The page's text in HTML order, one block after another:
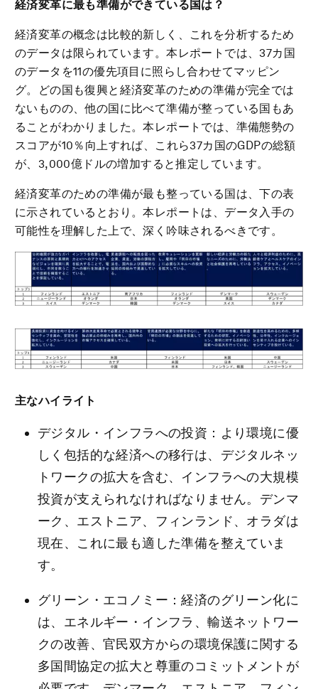
経済変革に最も準備ができている国は？
経済変革の概念は比較的新しく、これを分析するため
のデータは限られています。本レポートでは、37カ国
のデータを11の優先項目に照らし合わせてマッピン
グ。どの国も復興と経済変革のための準備が完全では
ないものの、他の国に比べて準備が整っている国もあ
ることがわかりました。本レポートでは、準備態勢の
スコアが10％向上すれば、これら37カ国のGDPの総額
が、3,000億ドルの増加すると推定しています。
経済変革のための準備が最も整っている国は、下の表
に示されているとおり。本レポートは、データ入手の
可能性を理解した上で、深く吟味されるべきです。
主なハイライト
デジタル・インフラへの投資：より環境に優
しく包括的な経済への移行は、デジタルネッ
トワークの拡大を含む、インフラへの大規模
投資が支えられなければなりません。デンマ
ーク、エストニア、フィンランド、オラダは
現在、これに最も適した準備を整えていま
す。
グリーン・エコノミー：経済のグリーン化に
は、エネルギー・インフラ、輸送ネットワー
クの改善、官民双方からの環境保護に関する
多国間協定の拡大と尊重のコミットメントが